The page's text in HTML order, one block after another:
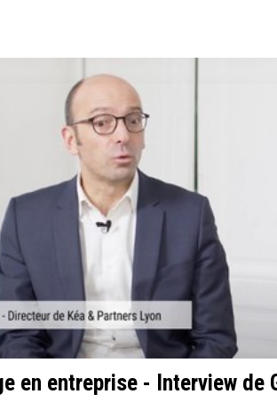
en entreprise - Interview de